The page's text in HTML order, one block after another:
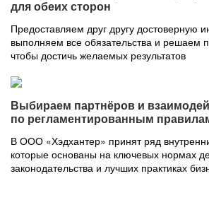
для обеих сторон
Предоставляем друг другу достоверную
выполняем все обязательства и решаем
чтобы достичь желаемых результатов
Выбираем партнёров и
по регламентированным
В ООО «Хэдхантер» принят ряд
которые основаны на ключевых нормах
законодательства и лучших практиках